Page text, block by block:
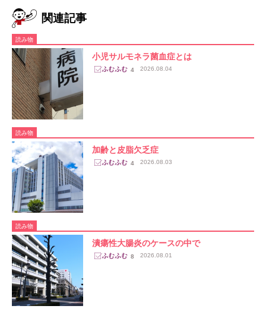
関連記事
読み物
小児サルモネラ菌血症とは
4 2026.08.04
読み物
加齢と皮脂欠乏症
4 2026.08.03
読み物
潰瘍性大腸炎のケースの中で
8 2026.08.01